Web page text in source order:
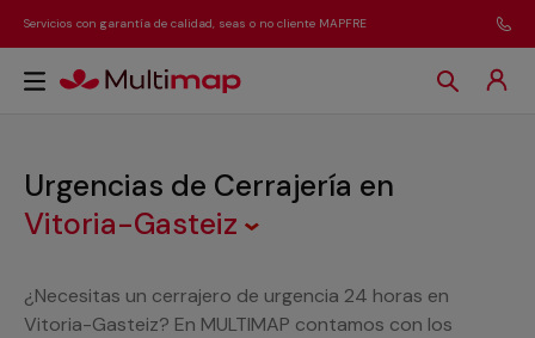
Servicios con garantía de calidad, seas o no cliente MAPFRE
Urgencias de Cerrajería en
Vitoria-Gasteiz
¿Necesitas un cerrajero de urgencia 24 horas en
Vitoria-Gasteiz? En MULTIMAP contamos con los